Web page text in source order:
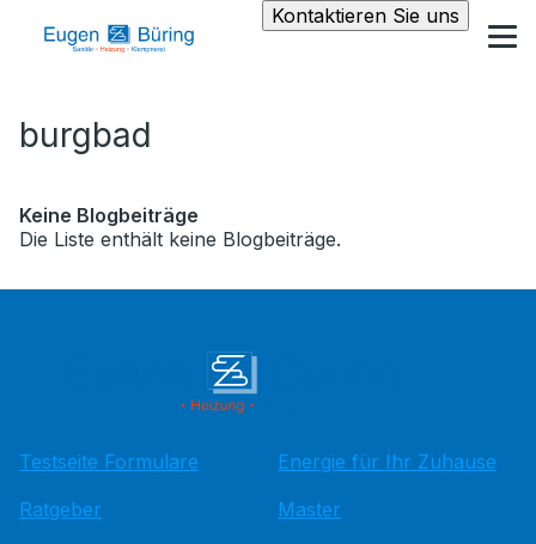
Kontaktieren Sie uns
burgbad
Keine Blogbeiträge
Die Liste enthält keine Blogbeiträge.
Testseite Formulare
Ratgeber
Energie für Ihr Zuhause
Master